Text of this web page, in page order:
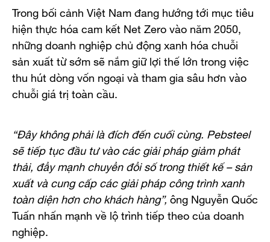
Trong bối cảnh Việt Nam đang hướng tới mục tiêu
hiện thực hóa cam kết Net Zero vào năm 2050,
những doanh nghiệp chủ động xanh hóa chuỗi
sản xuất từ sớm sẽ nắm giữ lợi thế lớn trong việc
thu hút dòng vốn ngoại và tham gia sâu hơn vào
chuỗi giá trị toàn cầu.
“Đây không phải là đích đến cuối cùng. Pebsteel
sẽ tiếp tục đầu tư vào các giải pháp giảm phát
thải, đẩy mạnh chuyển đổi số trong thiết kế – sản
xuất và cung cấp các giải pháp công trình xanh
toàn diện hơn cho khách hàng”,ông Nguyễn Quốc
Tuấn nhấn mạnh về lộ trình tiếp theo của doanh
nghiệp.